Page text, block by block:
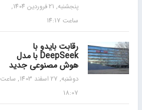
پنجشنبه, 21 فروردین 1404,
ساعت 14:17
رقابت بایدو با
DeepSeek با مدل
هوش مصنوعی جدید
دوشنبه, 27 اسفند 1403, ساعت
18:07